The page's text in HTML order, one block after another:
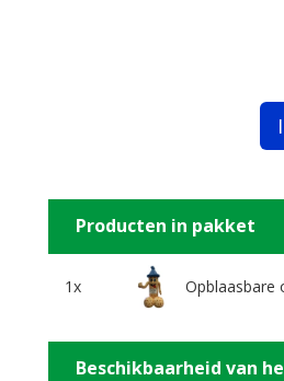
Producten in pakket
1x Opblaasbare
Beschikbaarheid van